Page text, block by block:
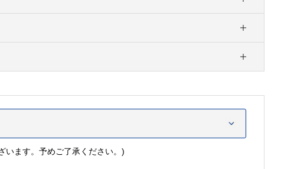
います。予めご了承ください。)